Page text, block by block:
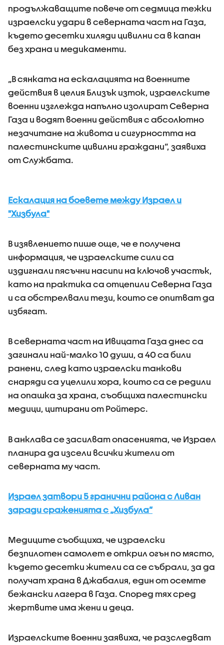
продължаващите повече от седмица тежки
израелски удари в северната част на Газа,
където десетки хиляди цивилни са в капан
без храна и медикаменти.
„В сянката на ескалацията на военните
действия в целия Близък изток, израелските
военни изглежда напълно изолират Северна
Газа и водят военни действия с абсолютно
незачитане на живота и сигурността на
палестинските цивилни граждани“, заявиха
от Службата.
Ескалация на боевете между Израел и
"Хизбула"
В изявлението пише още, че е получена
информация, че израелските сили са
издигнали пясъчни насипи на ключов участък,
като на практика са отцепили Северна Газа
и са обстрелвали тези, които се опитват да
избягат.
В северната част на Ивицата Газа днес са
загинали най-малко 10 души, а 40 са били
ранени, след като израелски танкови
снаряди са уцелили хора, които са се редили
на опашка за храна, съобщиха палестински
медици, цитирани от Ройтерс.
В анклава се засилват опасенията, че Израел
планира да изсели всички жители от
северната му част.
Израел затвори 5 гранични района с Ливан
заради сраженията с „Хизбула”
Медиците съобщиха, че израелски
безпилотен самолет е открил огън по място,
където десетки жители са се събрали, за да
получат храна в Джабалия, един от осемте
бежански лагера в Газа. Според тях сред
жертвите има жени и деца.
Израелските военни заявиха, че разследват